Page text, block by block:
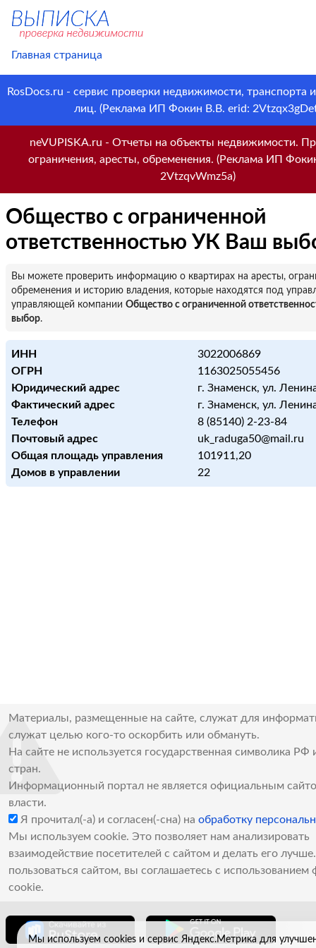
Главная страница
RosDocs.ru - сервис проверки недвижимости, транспорта
лиц. (Реклама ИП Фокин В.В. erid:
neVUPISKA.ru - Отчеты на объекты недвижимости.
ограничения, аресты, обременения. (Реклама ИП
2VtzqvWmz5a)
Общество с ограниченной
ответственностью УК Ваш
Вы можете проверить информацию о квартирах на аресты,
обременения и историю владения, которые находятся под
управляющей компании Общество с ограниченной
выбор.
ИНН
3022006869
ОГРН
1163025055456
Юридический адрес
г. Знаменск, ул.
Фактический адрес
г. Знаменск, ул.
Телефон
8 (85140) 2-23-84
Почтовый адрес
uk_raduga50@mail.ru
Общая площадь управления
101911,20
Домов в управлении
22
Материалы, размещенные на сайте, служат для
служат целью кого-то оскорбить или обмануть.
На сайте не используется государственная символика РФ
стран.
Информационный портал не является официальным
власти.
Я прочитал(-а) и согласен(-сна) на обработку
Мы используем cookie. Это позволяет нам анализировать
взаимодействие посетителей с сайтом и делать его
пользоваться сайтом, вы соглашаетесь с использованием
cookie.
Мы используем cookies и сервис Яндекс.Метрика для